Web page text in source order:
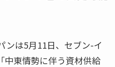
ンは5月11日、セブン-イ
中東情勢に伴う資材供給